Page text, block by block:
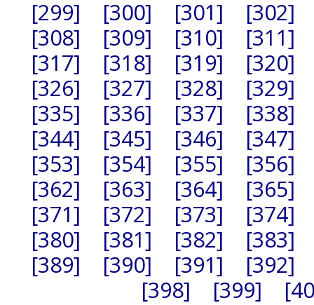
[299]
[300] [301]
[302]
[308]
[309] [310]
[311]
[317]
[318] [319]
[320]
[326]
[327] [328]
[329]
[335]
[336] [337]
[338]
[344]
[345] [346]
[347]
[353]
[354] [355]
[356]
[362]
[363] [364]
[365]
[371]
[372] [373]
[374]
[380]
[381] [382]
[383]
[389]
[390] [391]
[392]
[398]
[399]